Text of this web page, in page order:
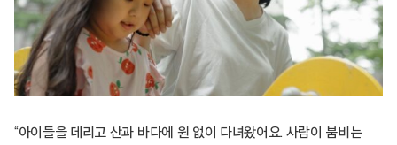
“아이들을 데리고 산과 바다에 원 없이 다녀왔어요. 사람이 붐비는